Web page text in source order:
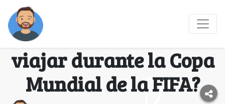
¿Es Qatar Airways una
buena opción para
viajar durante la Copa
Mundial de la FIFA?